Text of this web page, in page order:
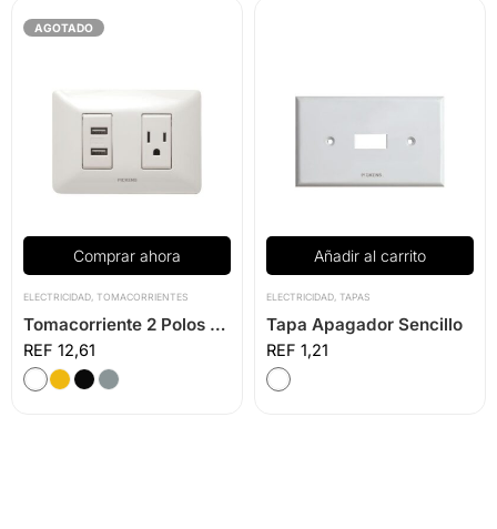
AGOTADO
Comprar ahora
ELECTRICIDAD TOMACORRIENTES
Tomacorriente 2 Polos + Doble USB
12,61
Añadir al carrito
ELECTRICIDAD TAPAS
Tapa Apagador Sencillo
1,21